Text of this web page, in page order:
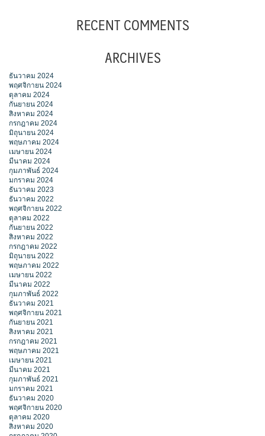
RECENT COMMENTS
ARCHIVES
ธันวาคม 2024
พฤศจิกายน 2024
ตุลาคม 2024
กันยายน 2024
สิงหาคม 2024
กรกฎาคม 2024
มิถุนายน 2024
พฤษภาคม 2024
เมษายน 2024
มีนาคม 2024
กุมภาพันธ์ 2024
มกราคม 2024
ธันวาคม 2023
ธันวาคม 2022
พฤศจิกายน 2022
ตุลาคม 2022
กันยายน 2022
สิงหาคม 2022
กรกฎาคม 2022
มิถุนายน 2022
พฤษภาคม 2022
เมษายน 2022
มีนาคม 2022
กุมภาพันธ์ 2022
ธันวาคม 2021
พฤศจิกายน 2021
กันยายน 2021
สิงหาคม 2021
กรกฎาคม 2021
พฤษภาคม 2021
เมษายน 2021
มีนาคม 2021
กุมภาพันธ์ 2021
มกราคม 2021
ธันวาคม 2020
พฤศจิกายน 2020
ตุลาคม 2020
สิงหาคม 2020